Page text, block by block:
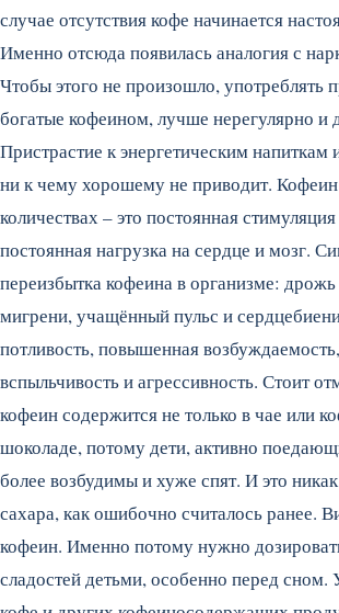
случае отсутствия кофе начинается
Именно отсюда появилась аналогия с
Чтобы этого не произошло, употреблять
богатые кофеином, лучше нерегулярно и
Пристрастие к энергетическим напиткам
ни к чему хорошему не приводит.
количествах – это постоянная
постоянная нагрузка на сердце и мозг.
переизбытка кофеина в организме:
мигрени, учащённый пульс и
потливость, повышенная
вспыльчивость и агрессивность. Стоит
кофеин содержится не только в чае или
шоколаде, потому дети, активно
более возбудимы и хуже спят. И это
сахара, как ошибочно считалось ранее.
кофеин. Именно потому нужно
сладостей детьми, особенно перед сном.